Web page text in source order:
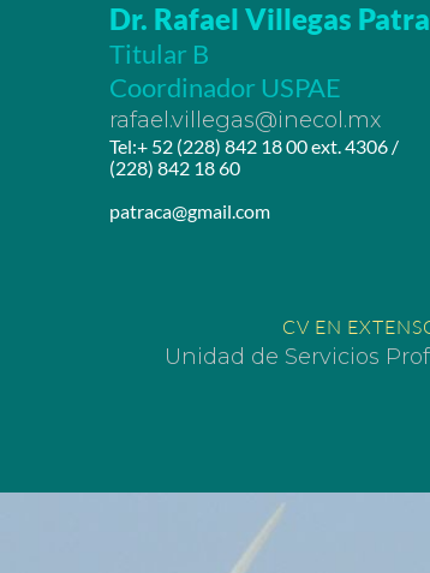
Dr. Rafael Villegas
Titular B
Coordinador USPAE
rafael.villegas@inecol.mx
Tel:+ 52 (228) 842 18 00 ext. 4306 /
(228) 842 18 60
patraca@gmail.com
CV EN
Unidad de Servicios